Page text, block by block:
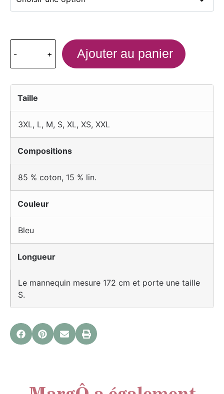
- + Ajouter au panier
Taille
3XL, L, M, S, XL, XS, XXL
Compositions
85 % coton, 15 % lin.
Couleur
Bleu
Longueur
Le mannequin mesure 172 cm et porte une taille
S.